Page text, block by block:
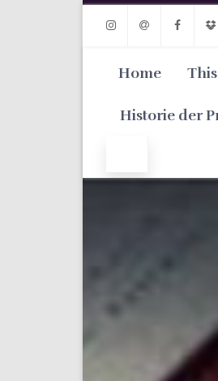
InstagramEmail Facebook
Home
Historie der